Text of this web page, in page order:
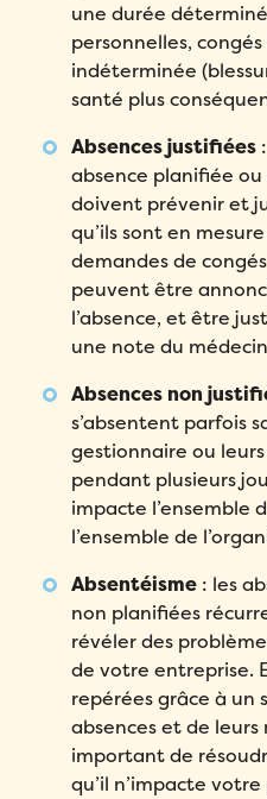
une durée
personnelles,
indéterminée
santé plus
Absences justifiées
absence planifiée
doivent prévenir et
qu’ils sont en
demandes de
peuvent être
l’absence, et être
une note du
Absences non
s’absentent parfois
gestionnaire ou
pendant plusieurs
impacte l’ensemble
l’ensemble de
Absentéisme : les
non planifiées
révéler des
de votre entreprise.
repérées grâce à un
absences et de leurs
important de
qu’il n’impacte